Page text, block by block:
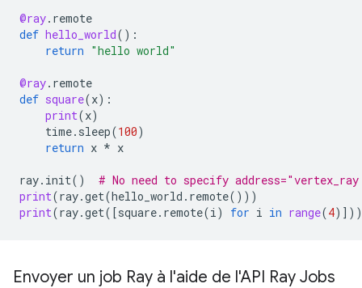
@ray. remote
def hello_world():
return "hello world"
@ray. remote
def square(x):
print(x)
time. sleep(100)
return x * x
ray. init()
# No need to specify
print(ray.get(hello_world . remote()))
print(ray.get([square. remote(i) for i in range(4)]))
Envoyer un job Ray à l'aide de l'API Ray Jobs